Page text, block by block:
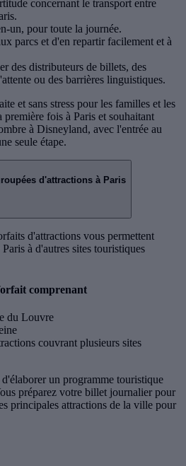
concernant le transport entre
un, pour toute la journée.
parcs et d'en repartir facilement et à
des distributeurs de billets, des
ou des barrières linguistiques.
et sans stress pour les familles et les
fois à Paris et souhaitant
à Disneyland, avec l'entrée au
seule étape.
d'attractions à Paris
d'attractions vous permettent
à d'autres sites touristiques
comprenant
du Louvre
couvrant plusieurs sites
un programme touristique
préparez votre billet journalier pour
principales attractions de la ville pour